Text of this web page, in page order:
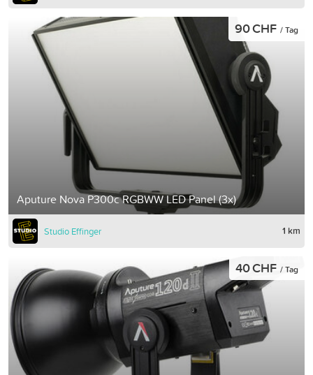
Aputure Nova P300c RGBWW LED Panel (3x)
90 CHF / Tag
Studio Effinger 1 km
40 CHF / Tag